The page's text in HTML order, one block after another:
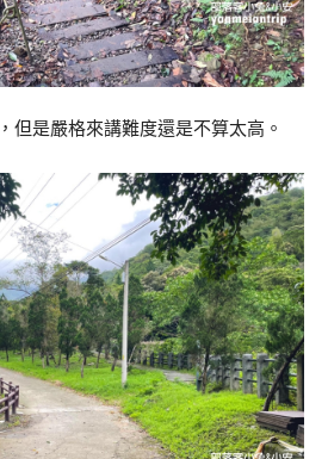
但是嚴格來講難度還是不算太高。